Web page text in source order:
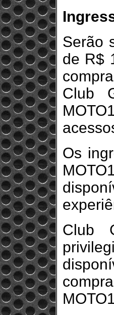
Serão
de R$
Club
Os
Club